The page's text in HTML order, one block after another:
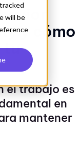
will be
y cómo
tu
el trabajo es
en
mantener